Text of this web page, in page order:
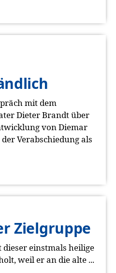
mit dem
Dieter Brandt über
von Diemar
Verabschiedung als
Zielgruppe
einstmals heilige
weil er an die alte ...